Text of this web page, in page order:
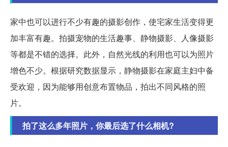
家中也可以进行不少有趣的摄影创作，使宅家生活变得更
加丰富有趣。拍摄宠物的生活趣事、静物摄影、人像摄影
等都是不错的选择。此外，自然光线的利用也可以为照片
增色不少。根据研究数据显示，静物摄影在家庭主妇中备
受欢迎，因为能够用创意布置物品，拍出不同风格的照
片。
拍了这么多年照片，你最后选了什么相机?